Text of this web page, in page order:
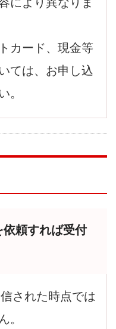
カード、現金等
ては、お申し込
。
頼すれば受付
された時点では
。